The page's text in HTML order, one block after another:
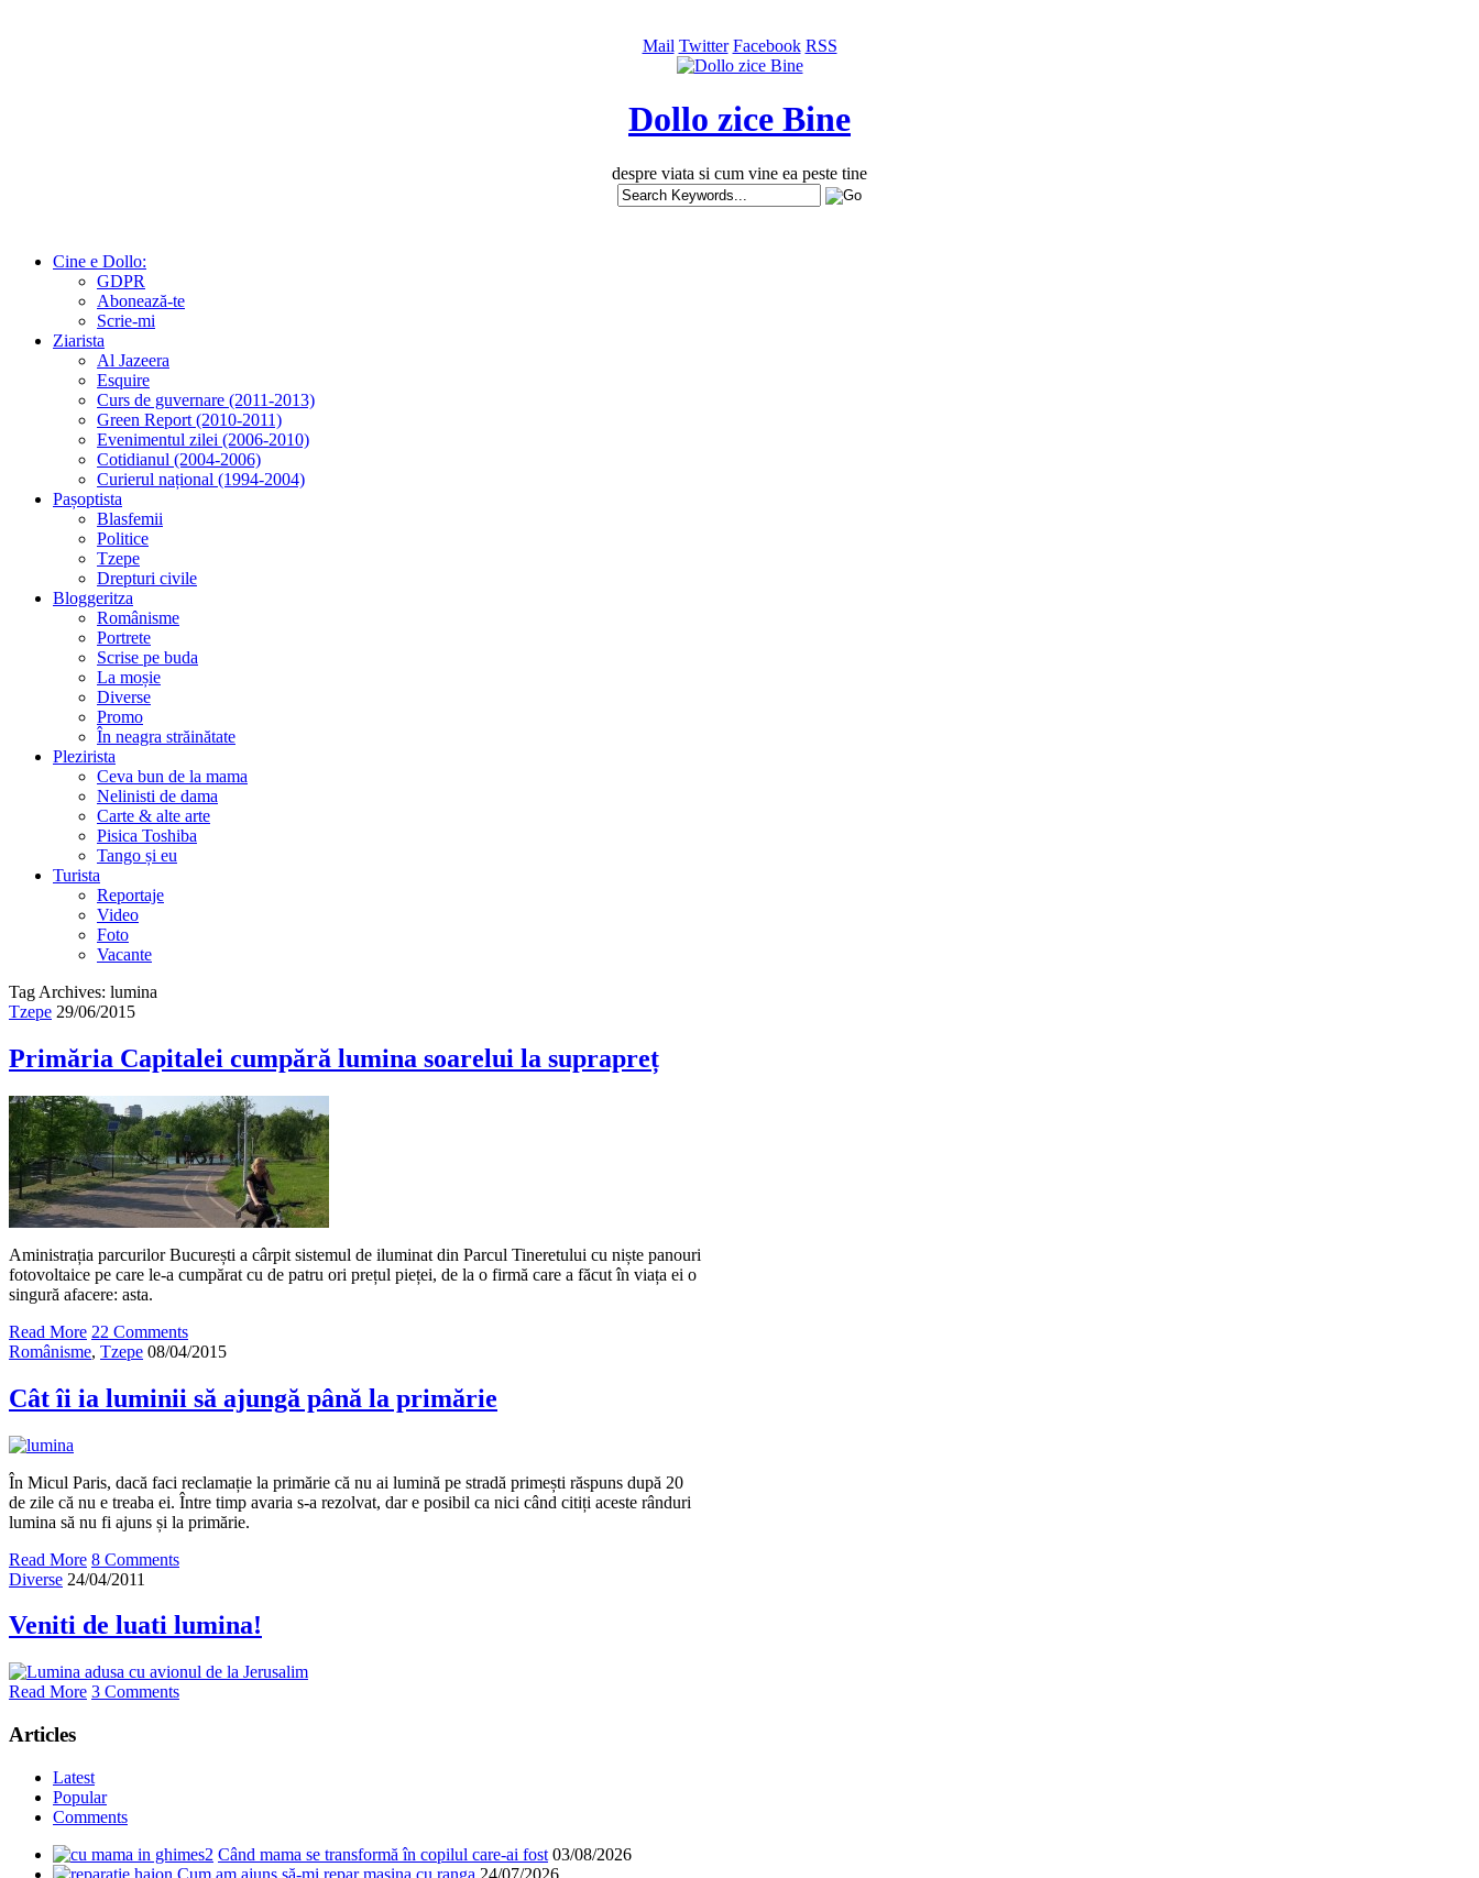
Mail Twitter Facebook RSS
Dollo zice Bine
despre viata si cum vine ea peste tine
Cine e Dollo:
GDPR
Abonează-te
Scrie-mi
Ziarista
Al Jazeera
Esquire
Curs de guvernare (2011-2013)
Green Report (2010-2011)
Evenimentul zilei (2006-2010)
Cotidianul (2004-2006)
Curierul național (1994-2004)
Pașoptista
Blasfemii
Politice
Tzepe
Drepturi civile
Bloggeritza
Românisme
Portrete
Scrise pe buda
La moșie
Diverse
Promo
În neagra străinătate
Plezirista
Ceva bun de la mama
Nelinisti de dama
Carte & alte arte
Pisica Toshiba
Tango și eu
Turista
Reportaje
Video
Foto
Vacante
Tag Archives: lumina
Tzepe 29/06/2015
Primăria Capitalei cumpără lumina soarelui la suprapreț
Aministrația parcurilor București a cârpit sistemul de iluminat din Parcul Tineretului cu niște panouri
fotovoltaice pe care le-a cumpărat cu de patru ori prețul pieței, de la o firmă care a făcut în viața ei o
singură afacere: asta.
Read More 22 Comments
Românisme, Tzepe 08/04/2015
Cât îi ia luminii să ajungă până la primărie
În Micul Paris, dacă faci reclamație la primărie că nu ai lumină pe stradă primești răspuns după 20
de zile că nu e treaba ei. Între timp avaria s-a rezolvat, dar e posibil ca nici când citiți aceste rânduri
lumina să nu fi ajuns și la primărie.
Read More 8 Comments
Diverse 24/04/2011
Veniti de luati lumina!
Read More 3 Comments
Articles
Latest
Popular
Comments
Când mama se transformă în copilul care-ai fost 03/08/2026
Cum am ajuns să-mi repar mașina cu ranga 24/07/2026